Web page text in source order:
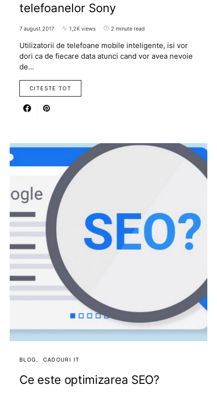
telefoanelor Sony
7 august 2017 1,2K views 2 minute read
Utilizatorii de telefoane mobile inteligente, isi vor
dori ca de fiecare data atunci cand vor avea nevoie
de…
CITESTE TOT
BLOG CADOURI IT
Ce este optimizarea SEO?